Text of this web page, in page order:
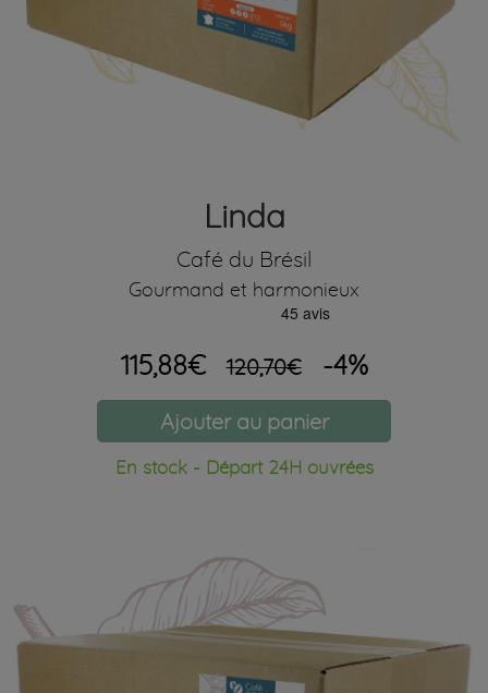
Linda
Café du Brésil
Gourmand et harmonieux
115,88€ 120,70€ -4%
Ajouter au panier
En stock - Départ 24H ouvrées